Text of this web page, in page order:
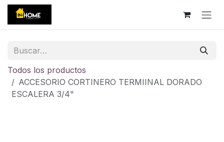
Ir al contenido
Todos los productos
ACCESORIO CORTINERO TERMIINAL DORADO
ESCALERA 3/4"